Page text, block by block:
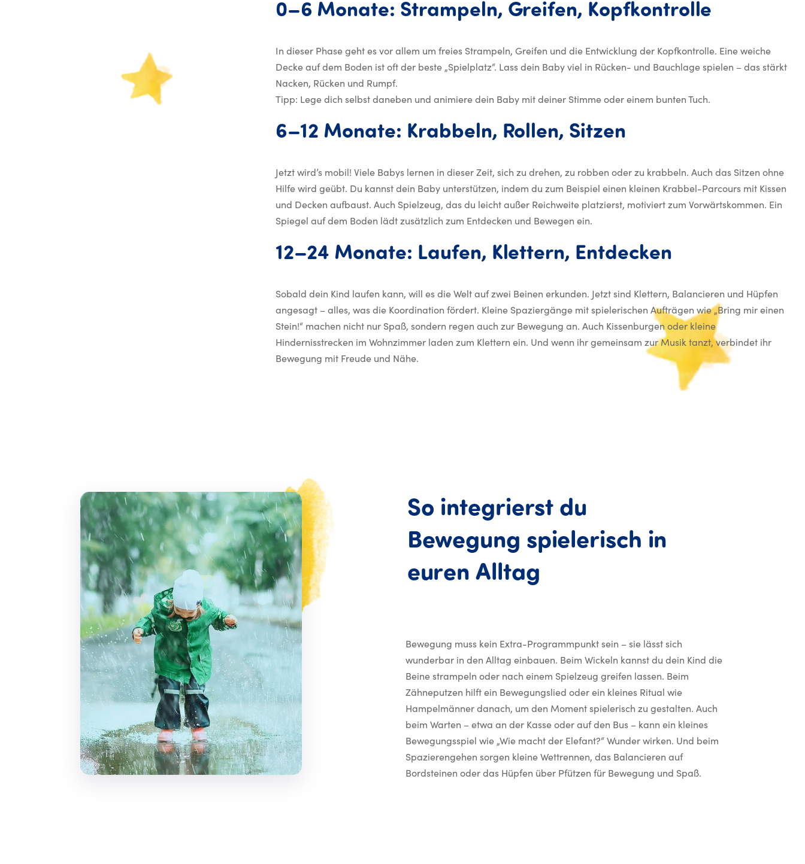
0–6 Monate: Strampeln, Greifen, Kopfkontrolle
In dieser Phase geht es vor allem um freies Strampeln, Greifen und die Entwicklung der Kopfkontrolle. Eine weiche
Decke auf dem Boden ist oft der beste „Spielplatz“. Lass dein Baby viel in Rücken- und Bauchlage spielen – das stärkt
Nacken, Rücken und Rumpf.
Tipp: Lege dich selbst daneben und animiere dein Baby mit deiner Stimme oder einem bunten Tuch.
6–12 Monate: Krabbeln, Rollen, Sitzen6–12 Monate:
Jetzt wird’s mobil! Viele Babys lernen in dieser Zeit, sich zu drehen, zu robben oder zu krabbeln. Auch das Sitzen ohne
Hilfe wird geübt. Du kannst dein Baby unterstützen, indem du zum Beispiel einen kleinen Krabbel-Parcours mit Kissen
und Decken aufbaust. Auch Spielzeug, das du leicht außer Reichweite platzierst, motiviert zum Vorwärtskommen. Ein
Spiegel auf dem Boden lädt zusätzlich zum Entdecken und Bewegen ein.
12–24 Monate: Laufen, Klettern, Entdecken12–24
Sobald dein Kind laufen kann, will es die Welt auf zwei Beinen erkunden. Jetzt sind Klettern, Balancieren und Hüpfen
angesagt – alles, was die Koordination fördert. Kleine Spaziergänge mit spielerischen Aufträgen wie „Bring mir einen
Stein!“ machen nicht nur Spaß, sondern regen auch zur Bewegung an. Auch Kissenburgen oder kleine
Hindernisstrecken im Wohnzimmer laden zum Klettern ein. Und wenn ihr gemeinsam zur Musik tanzt, verbindet ihr
Bewegung mit Freude und Nähe.
So integrierst du
Bewegung spielerisch in
euren Alltag
Bewegung muss kein Extra-Programmpunkt sein – sie lässt sich
wunderbar in den Alltag einbauen. Beim Wickeln kannst du dein Kind die
Beine strampeln oder nach einem Spielzeug greifen lassen. Beim
Zähneputzen hilft ein Bewegungslied oder ein kleines Ritual wie
Hampelmänner danach, um den Moment spielerisch zu gestalten. Auch
beim Warten – etwa an der Kasse oder auf den Bus – kann ein kleines
Bewegungsspiel wie „Wie macht der Elefant?“ Wunder wirken. Und beim
Spazierengehen sorgen kleine Wettrennen, das Balancieren auf
Bordsteinen oder das Hüpfen über Pfützen für Bewegung und Spaß.